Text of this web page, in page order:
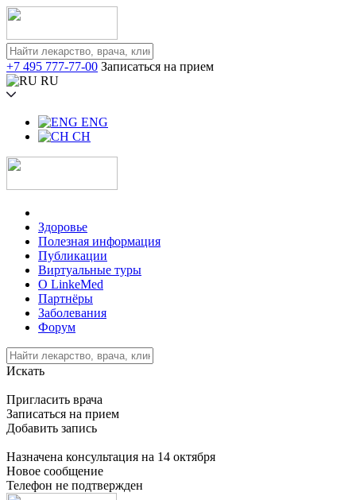
+7 495 777-77-00 Записаться на прием
RU
ENG
CH
Здоровье
Полезная информация
Публикации
Виртуальные туры
О LinkeMed
Партнёры
Заболевания
Форум
Искать
Пригласить врача
Записаться на прием
Добавить запись
Назначена консультация на 14 октября
Новое сообщение
Телефон не подтвержден